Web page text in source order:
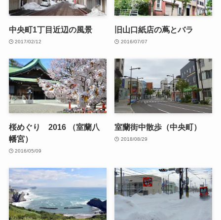
中央町1丁目近辺の風景
2017/02/12
旧山口紙店の蔦とバラ
2016/07/07
桜めぐり 2016 （室蘭八
幡宮）
2016/05/09
室蘭街中散歩（中央町）
2018/08/29